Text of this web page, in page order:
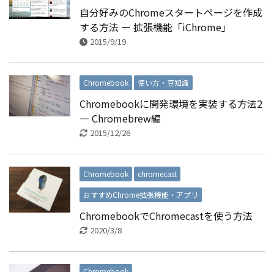
自分好みのChromeスタートページを作成
する方法 ー 拡張機能「iChrome」
2015/9/19
Chromebook 使い方・豆知識
Chromebookに開発環境を実装する方法2
― Chromebrew編
2015/12/26
Chromebook
chromecast
おすすめChrome拡張機能・アプリ
ChromebookでChromecastを使う方法
2020/3/8